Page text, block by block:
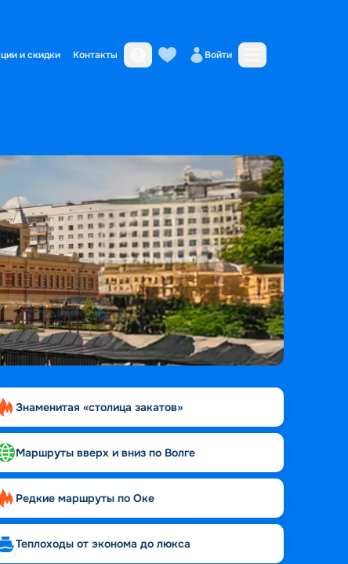
и скидки Контакты Войти
Знаменитая «столица закатов»
Маршруты вверх и вниз по Волге
Редкие маршруты по Оке
Теплоходы от эконома до люкса